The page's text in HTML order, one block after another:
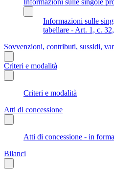
Informazioni sulle
tabellare - Art. 1, c.
Sovvenzioni, contributi, sussidi,
Criteri e modalità
Criteri e modalità
Atti di concessione
Atti di concessione - in
Bilanci